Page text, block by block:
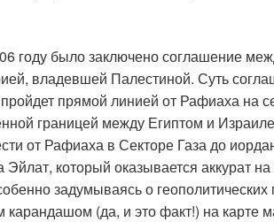
году было заключено соглашение
владевшей Палестиной. Суть
прямой линией от Рафиаха на
границей между Египтом и
от Рафиаха в Секторе Газа до
Эйлат, который оказывается аккурат
задумываясь о геополитических
(да, и это факт!) на карте